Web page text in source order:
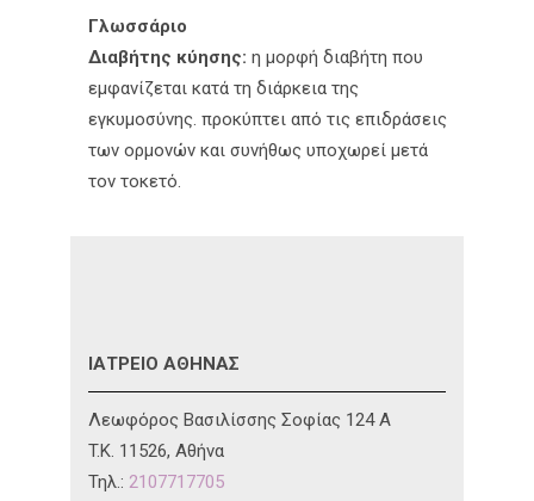
Γλωσσάριο
Διαβήτης κύησης: η μορφή διαβήτη που
εμφανίζεται κατά τη διάρκεια της
εγκυμοσύνης. προκύπτει από τις επιδράσεις
των ορμονών και συνήθως υποχωρεί μετά
τον τοκετό.
ΙΑΤΡΕΙΟ ΑΘΗΝΑΣ
Λεωφόρος Βασιλίσσης Σοφίας 124 A
T.K. 11526, Αθήνα
Τηλ.: 2107717705